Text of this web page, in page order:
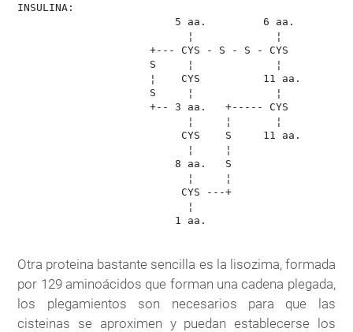
INSULINA:
                         5 aa.         6 aa.
                           ¦             ¦
                     +--- CYS - S - S - CYS
                     S     ¦             ¦
                     ¦    CYS          11 aa.
                     S     ¦             ¦
                     +-- 3 aa.   +----- CYS
                           ¦     ¦       ¦
                          CYS    S     11 aa.
                           ¦     ¦
                         8 aa.   S
                           ¦     ¦
                          CYS ---+
                           ¦
                         1 aa.
Otra proteina bastante sencilla es la lisozima, formada
por 129 aminoácidos que forman una cadena plegada,
los plegamientos son necesarios para que las
cisteinas se aproximen y puedan establecerse los